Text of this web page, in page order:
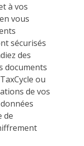
à vos
vous
sécurisés
des
documents
ou
de vos
de